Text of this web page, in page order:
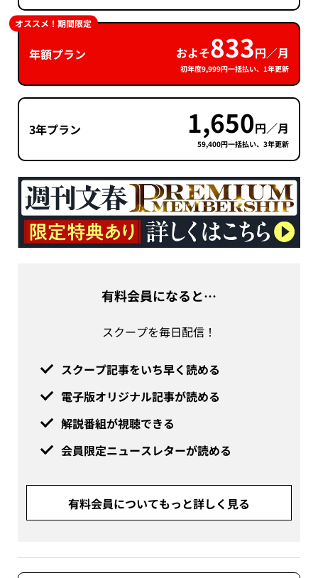
年額プラン およそ833円／月
初年度9,999円一括払い、1年更新
オススメ！期間限定
3年プラン 1,650円／月
59,400円一括払い、3年更新
有料会員になると…
スクープを毎日配信！
スクープ記事をいち早く読める
電子版オリジナル記事が読める
解説番組が視聴できる
会員限定ニュースレターが読める
有料会員についてもっと詳しく見る